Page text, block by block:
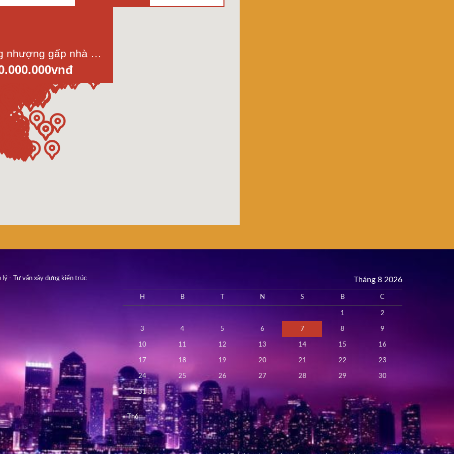
Cần sang nhượng gấp nhà hàng ẩm thực chay tại phường Bến Thành, Quận 1, Giá 600 triệu
lý - Tư vấn xây dựng kiến trúc Tháng 8 2026
H B N S B C
1 2
3 4 5 6 7 8 9
10 11 12 13 14 15 16
17 18 19 20 21 22 23
24 25 26 27 28 29 30
31
« Th6